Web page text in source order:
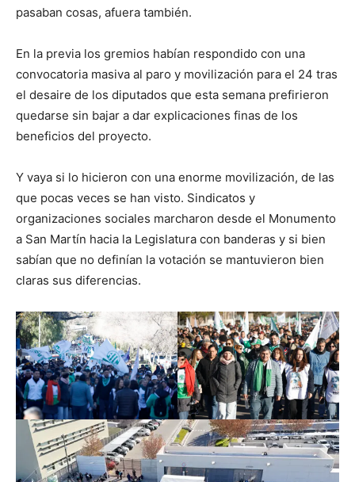
pasaban cosas, afuera también.
En la previa los gremios habían respondido con una
convocatoria masiva al paro y movilización para el 24 tras
el desaire de los diputados que esta semana prefirieron
quedarse sin bajar a dar explicaciones finas de los
beneficios del proyecto.
Y vaya si lo hicieron con una enorme movilización, de las
que pocas veces se han visto. Sindicatos y
organizaciones sociales marcharon desde el Monumento
a San Martín hacia la Legislatura con banderas y si bien
sabían que no definían la votación se mantuvieron bien
claras sus diferencias.